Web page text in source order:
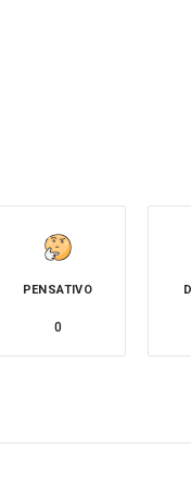
PENSATIVO
0